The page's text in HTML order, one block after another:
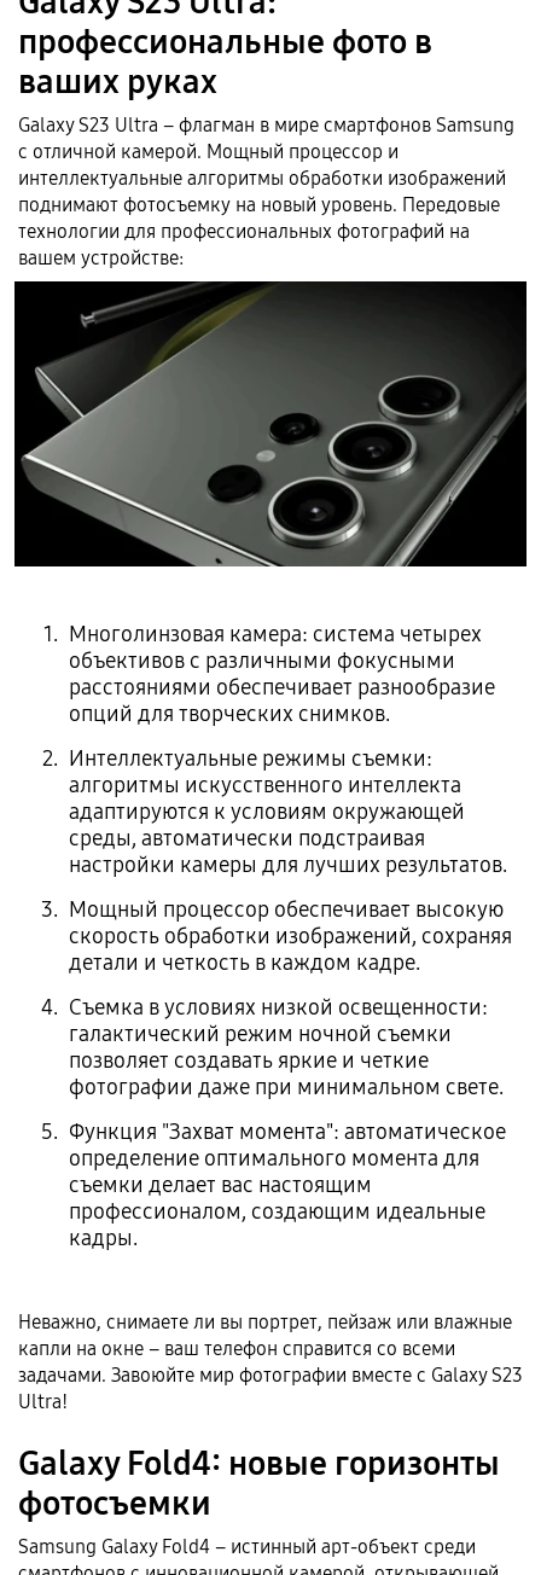
профессиональные фото в
ваших руках
Galaxy S23 Ultra – флагман в мире смартфонов Samsung
с отличной камерой. Мощный процессор и
интеллектуальные алгоритмы обработки изображений
поднимают фотосъемку на новый уровень. Передовые
технологии для профессиональных фотографий на
вашем устройстве:
Многолинзовая камера: система четырех
объективов с различными фокусными
расстояниями обеспечивает разнообразие
опций для творческих снимков.
Интеллектуальные режимы съемки:
алгоритмы искусственного интеллекта
адаптируются к условиям окружающей
среды, автоматически подстраивая
настройки камеры для лучших результатов.
Мощный процессор обеспечивает высокую
скорость обработки изображений, сохраняя
детали и четкость в каждом кадре.
Съемка в условиях низкой освещенности:
галактический режим ночной съемки
позволяет создавать яркие и четкие
фотографии даже при минимальном свете.
Функция "Захват момента": автоматическое
определение оптимального момента для
съемки делает вас настоящим
профессионалом, создающим идеальные
кадры.
Неважно, снимаете ли вы портрет, пейзаж или влажные
капли на окне – ваш телефон справится со всеми
задачами. Завоюйте мир фотографии вместе с Galaxy S23
Ultra!
Galaxy Fold4: новые горизонты
фотосъемки
Samsung Galaxy Fold4 – истинный арт-объект среди